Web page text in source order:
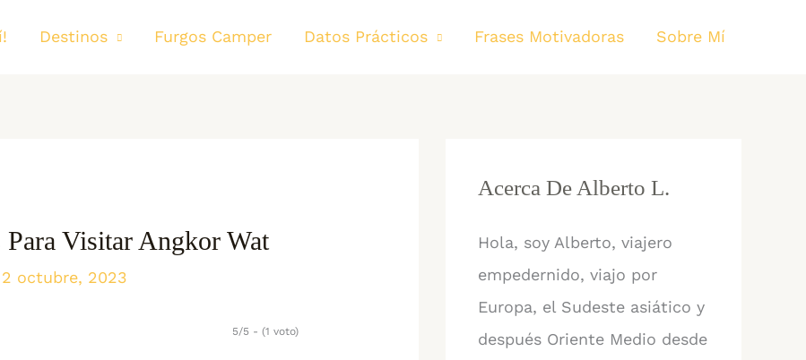
Destinos Furgos Camper Datos Prácticos Frases Motivadoras Sobre Mí
Para Visitar Angkor Wat
octubre, 2023
5/5 - (1 voto)
Acerca De Alberto L.
Hola, soy Alberto, viajero
empedernido, viajo por
Europa, el Sudeste asiático y
después Oriente Medio desde